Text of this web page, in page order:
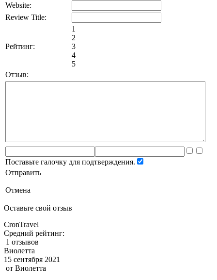
Website:
Review Title:
Рейтинг:
1
2
3
4
5
Отзыв:
Поставьте галочку для подтверждения.
Отправить
Отмена
Оставьте свой отзыв
CronTravel
Средний рейтинг:
1 отзывов
Виолетта
15 сентября 2021
от Виолетта